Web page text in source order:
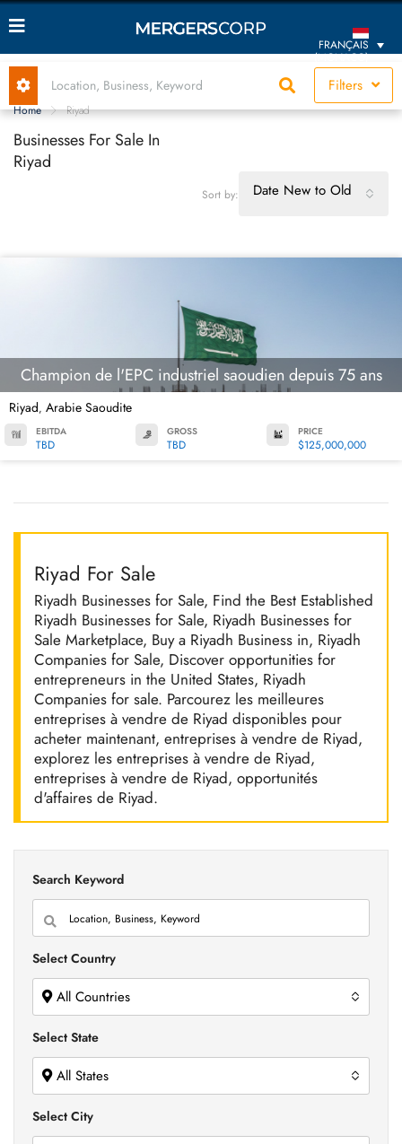
FRANÇAIS
(MONACO)
Filters
Home Riyad
Businesses For Sale In
Riyad
Sort by: Date New to Old
Champion de l'EPC industriel saoudien depuis 75 ans
Riyad, Arabie Saoudite
EBITDA
TBD
GROSS
TBD
PRICE
$125,000,000
Riyad For Sale
Riyadh Businesses for Sale, Find the Best Established
Riyadh Businesses for Sale, Riyadh Businesses for
Sale Marketplace, Buy a Riyadh Business in, Riyadh
Companies for Sale, Discover opportunities for
entrepreneurs in the United States, Riyadh
Companies for sale. Parcourez les meilleures
entreprises à vendre de Riyad disponibles pour
acheter maintenant, entreprises à vendre de Riyad,
explorez les entreprises à vendre de Riyad,
entreprises à vendre de Riyad, opportunités
d'affaires de Riyad.
Search Keyword
Select Country
All Countries
Select State
All States
Select City